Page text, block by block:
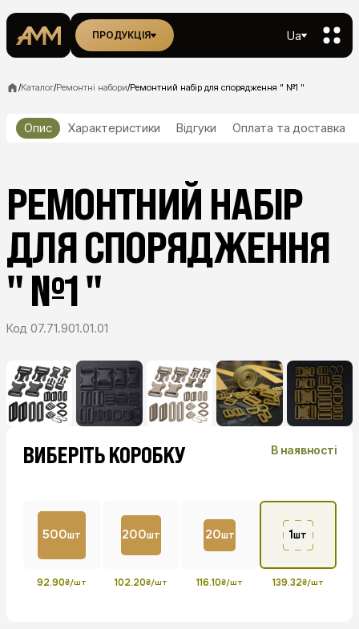
ПРОДУКЦІЯ Ua
/Каталог/Ремонтні набори/Ремонтний набір для спорядження " №1 "
Опис Характеристики Відгуки Оплата та доставка
РЕМОНТНИЙ НАБІР
ДЛЯ СПОРЯДЖЕННЯ
" №1 "
Код 07.71.901.01.01
ВИБЕРІТЬ КОРОБКУ В наявності
500шт
92.90₴/шт
200шт
102.20₴/шт
20шт
116.10₴/шт
1шт
139.32₴/шт